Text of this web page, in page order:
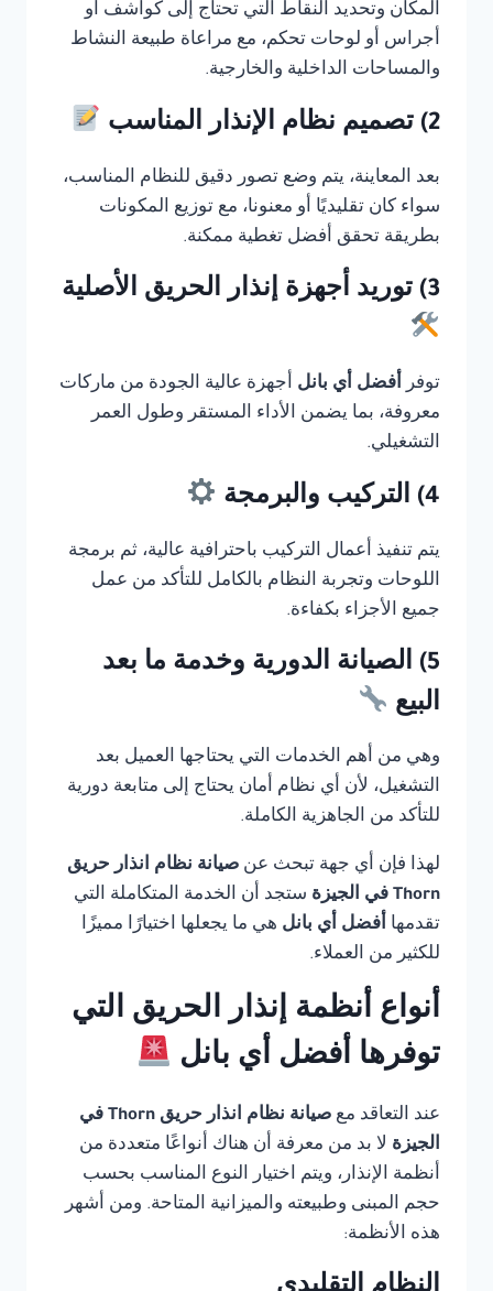
المكان وتحديد النقاط التي تحتاج إلى كواشف أو
أجراس أو لوحات تحكم، مع مراعاة طبيعة النشاط
والمساحات الداخلية والخارجية.
2) تصميم نظام الإنذار المناسب
بعد المعاينة، يتم وضع تصور دقيق للنظام المناسب،
سواء كان تقليديًا أو معنونا، مع توزيع المكونات
بطريقة تحقق أفضل تغطية ممكنة.
3) توريد أجهزة إنذار الحريق الأصلية
توفر أفضل أي بانل أجهزة عالية الجودة من ماركات
معروفة، بما يضمن الأداء المستقر وطول العمر
التشغيلي.
4) التركيب والبرمجة
يتم تنفيذ أعمال التركيب باحترافية عالية، ثم برمجة
اللوحات وتجربة النظام بالكامل للتأكد من عمل
جميع الأجزاء بكفاءة.
5) الصيانة الدورية وخدمة ما بعد
البيع
وهي من أهم الخدمات التي يحتاجها العميل بعد
التشغيل، لأن أي نظام أمان يحتاج إلى متابعة دورية
للتأكد من الجاهزية الكاملة.
لهذا فإن أي جهة تبحث عن صيانة نظام انذار حريق
Thorn في الجيزة
ستجد أن الخدمة المتكاملة التي
تقدمها أفضل أي بانل هي ما يجعلها اختيارًا مميزًا
للكثير من العملاء.
أنواع أنظمة إنذار الحريق التي
توفرها أفضل أي بانل
عند التعاقد مع
صيانة نظام انذار حريق Thorn في
الجيزة لا بد من معرفة أن هناك أنواعًا متعددة من
أنظمة الإنذار، ويتم اختيار النوع المناسب بحسب
حجم المبنى وطبيعته والميزانية المتاحة. ومن أشهر
هذه الأنظمة: